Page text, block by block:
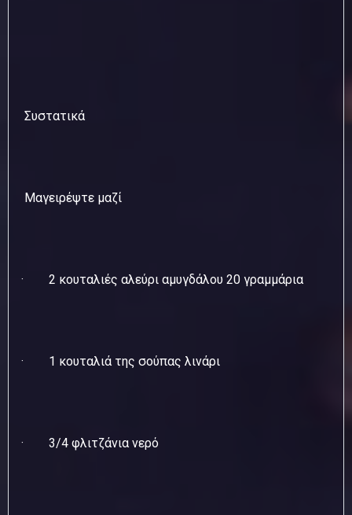
Συστατικά
Μαγειρέψτε μαζί
· 2 κουταλιές αλεύρι αμυγδάλου 20 γραμμάρια
· 1 κουταλιά της σούπας λινάρι
· 3/4 φλιτζάνια νερό